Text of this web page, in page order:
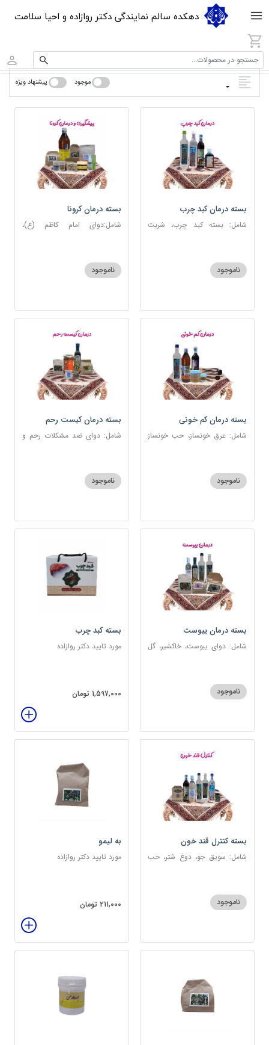
دهکده سالم نمایندگی دکتر روازاده و احیا سلامت
جستجو در محصولات...
موجود پیشنهاد ویژه
بسته درمان کبد چرب
شامل: بسته کبد چرب، شربت
ناموجود
بسته درمان کرونا
شامل:دوای امام کاظم (ع)،
شربت حیات، کندر
ناموجود
بسته درمان کم خونی
شامل: عرق خونساز، حب خونساز
ناموجود
بسته درمان کیست رحم
شامل: دوای ضد مشکلات رحم و
زیتون
ناموجود
بسته درمان یبوست
شامل: دوای یبوست، خاکشیر، گل
ناموجود
بسته کبد چرب
مورد تایید دکتر روازاده
1,597,000 تومان
بسته کنترل قند خون
شامل: سویق جو، دوغ شتر، حب
عسلی-عنصلی
ناموجود
به لیمو
مورد تایید دکتر روازاده
211,000 تومان